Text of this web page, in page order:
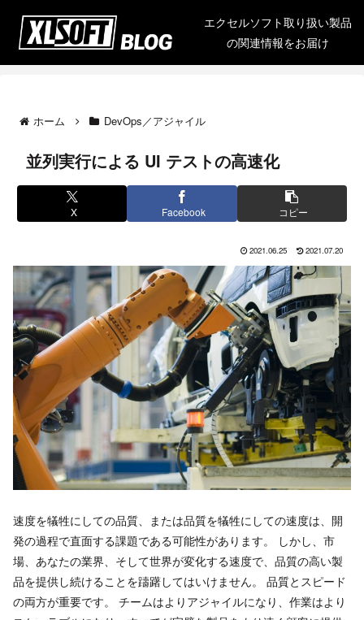
エクセルソフト取り扱い製品
の関連情報をお届け
ホーム DevOps／アジャイル
並列実行による UI テストの高速化
X Facebook コピー
2021.06.25 2021.07.20
速度を犠牲にしての品質、または品質を犠牲にしての速度は、開
発の過程で直面する課題である可能性があります。 しかし、市
場、あなたの業界、そして世界が変化する速度で、品質の高い製
品を提供し続けることを躊躇してはいけません。 品質とスピード
の両方が重要です。 チームはよりアジャイルになり、作業はより